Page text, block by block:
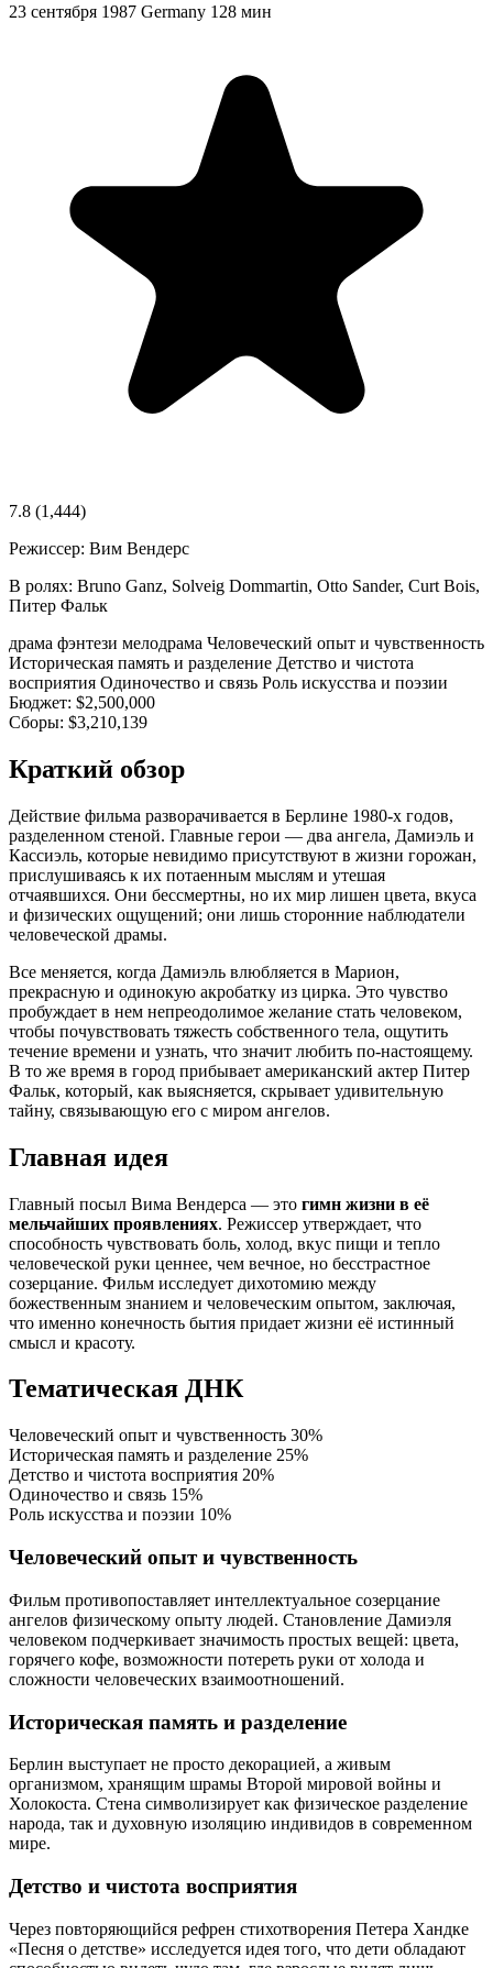
23 сентября 1987 Germany 128 мин
7.8 (1,444)
Режиссер: Вим Вендерс
В ролях: Bruno Ganz, Solveig Dommartin, Otto Sander, Curt Bois,
Питер Фальк
драма фэнтези мелодрама Человеческий опыт и чувственность
Историческая память и разделение Детство и чистота
восприятия Одиночество и связь Роль искусства и поэзии
Бюджет: $2,500,000
Сборы: $3,210,139
Краткий обзор
Действие фильма разворачивается в Берлине 1980-х годов,
разделенном стеной. Главные герои — два ангела, Дамиэль и
Кассиэль, которые невидимо присутствуют в жизни горожан,
прислушиваясь к их потаенным мыслям и утешая
отчаявшихся. Они бессмертны, но их мир лишен цвета, вкуса
и физических ощущений; они лишь сторонние наблюдатели
человеческой драмы.
Все меняется, когда Дамиэль влюбляется в Марион,
прекрасную и одинокую акробатку из цирка. Это чувство
пробуждает в нем непреодолимое желание стать человеком,
чтобы почувствовать тяжесть собственного тела, ощутить
течение времени и узнать, что значит любить по-настоящему.
В то же время в город прибывает американский актер Питер
Фальк, который, как выясняется, скрывает удивительную
тайну, связывающую его с миром ангелов.
Главная идея
Главный посыл Вима Вендерса — это гимн жизни в её
мельчайших проявлениях. Режиссер утверждает, что
способность чувствовать боль, холод, вкус пищи и тепло
человеческой руки ценнее, чем вечное, но бесстрастное
созерцание. Фильм исследует дихотомию между
божественным знанием и человеческим опытом, заключая,
что именно конечность бытия придает жизни её истинный
смысл и красоту.
Тематическая ДНК
Человеческий опыт и чувственность 30%
Историческая память и разделение 25%
Детство и чистота восприятия 20%
Одиночество и связь 15%
Роль искусства и поэзии 10%
Человеческий опыт и чувственность
Фильм противопоставляет интеллектуальное созерцание
ангелов физическому опыту людей. Становление Дамиэля
человеком подчеркивает значимость простых вещей: цвета,
горячего кофе, возможности потереть руки от холода и
сложности человеческих взаимоотношений.
Историческая память и разделение
Берлин выступает не просто декорацией, а живым
организмом, хранящим шрамы Второй мировой войны и
Холокоста. Стена символизирует как физическое разделение
народа, так и духовную изоляцию индивидов в современном
мире.
Детство и чистота восприятия
Через повторяющийся рефрен стихотворения Петера Хандке
«Песня о детстве» исследуется идея того, что дети обладают